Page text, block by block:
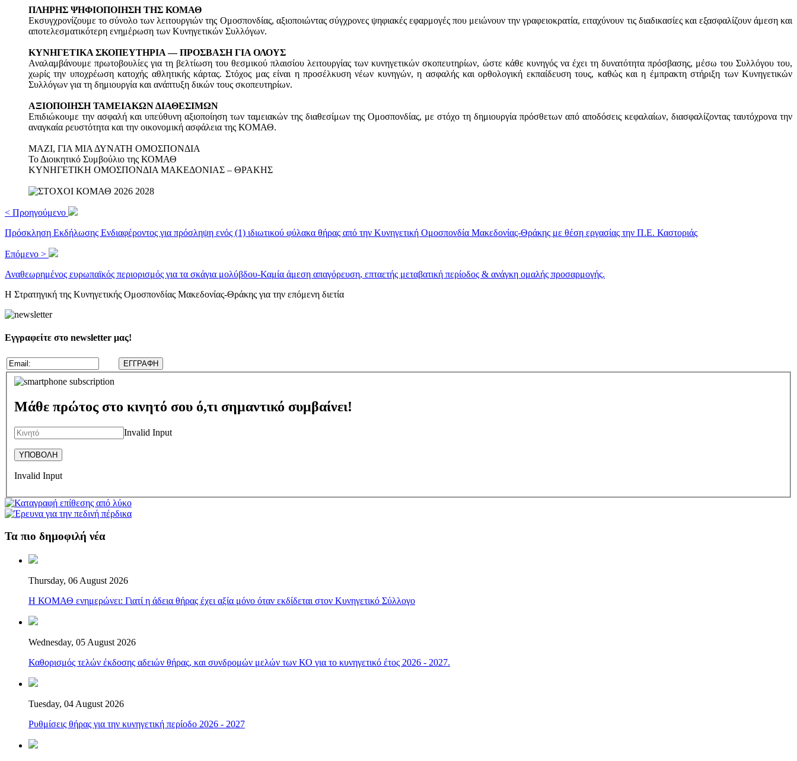
ΠΛΗΡΗΣ ΨΗΦΙΟΠΟΙΗΣΗ ΤΗΣ ΚΟΜΑΘ
Εκσυγχρονίζουμε το σύνολο των λειτουργιών της Ομοσπονδίας, αξιοποιώντας σύγχρονες ψηφιακές εφαρμογές που μειώνουν την γραφειοκρατία, ειταχύνουν τις διαδικασίες και εξασφαλίζουν άμεση και
αποτελεσματικότερη ενημέρωση των Κυνηγετικών Συλλόγων.
ΚΥΝΗΓΕΤΙΚΑ ΣΚΟΠΕΥΤΗΡΙΑ — ΠΡΟΣΒΑΣΗ ΓΙΑ ΟΛΟΥΣ
Αναλαμβάνουμε πρωτοβουλίες για τη βελτίωση του θεσμικού πλαισίου λειτουργίας των κυνηγετικών σκοπευτηρίων, ώστε κάθε κυνηγός να έχει τη δυνατότητα πρόσβασης, μέσω του Συλλόγου του,
χωρίς την υποχρέωση κατοχής αθλητικής κάρτας. Στόχος μας είναι η προσέλκυση νέων κυνηγών, η ασφαλής και ορθολογική εκπαίδευση τους, καθώς και η έμπρακτη στήριξη των Κυνηγετικών
Συλλόγων για τη δημιουργία και ανάπτυξη δικών τους σκοπευτηρίων.
ΑΞΙΟΠΟΙΗΣΗ ΤΑΜΕΙΑΚΩΝ ΔΙΑΘΕΣΙΜΩΝ
Επιδιώκουμε την ασφαλή και υπεύθυνη αξιοποίηση των ταμειακών της διαθεσίμων της Ομοσπονδίας, με στόχο τη δημιουργία πρόσθετων από αποδόσεις κεφαλαίων, διασφαλίζοντας ταυτόχρονα την
αναγκαία ρευστότητα και την οικονομική ασφάλεια της ΚΟΜΑΘ.
ΜΑΖΙ, ΓΙΑ ΜΙΑ ΔΥΝΑΤΗ ΟΜΟΣΠΟΝΔΙΑ
Το Διοικητικό Συμβούλιο της ΚΟΜΑΘ
ΚΥΝΗΓΕΤΙΚΗ ΟΜΟΣΠΟΝΔΙΑ ΜΑΚΕΔΟΝΙΑΣ – ΘΡΑΚΗΣ
< Προηγούμενο
Πρόσκληση Εκδήλωσης Ενδιαφέροντος για πρόσληψη ενός (1) ιδιωτικού φύλακα θήρας από την Κυνηγετική Ομοσπονδία Μακεδονίας-Θράκης με θέση εργασίας την Π.Ε. Καστοριάς
Επόμενο >
Αναθεωρημένος ευρωπαϊκός περιορισμός για τα σκάγια μολύβδου-Καμία άμεση απαγόρευση, επταετής μεταβατική περίοδος & ανάγκη ομαλής προσαρμογής.
Η Στρατηγική της Κυνηγετικής Ομοσπονδίας Μακεδονίας-Θράκης για την επόμενη διετία
Εγγραφείτε στο newsletter μας!
Μάθε πρώτος στο κινητό σου ό,τι σημαντικό συμβαίνει!
Invalid Input
Invalid Input
Τα πιο δημοφιλή νέα
Thursday, 06 August 2026
Η ΚΟΜΑΘ ενημερώνει: Γιατί η άδεια θήρας έχει αξία μόνο όταν εκδίδεται στον Κυνηγετικό Σύλλογο
Wednesday, 05 August 2026
Καθορισμός τελών έκδοσης αδειών θήρας, και συνδρομών μελών των ΚΟ για το κυνηγετικό έτος 2026 - 2027.
Tuesday, 04 August 2026
Ρυθμίσεις θήρας για την κυνηγετική περίοδο 2026 - 2027